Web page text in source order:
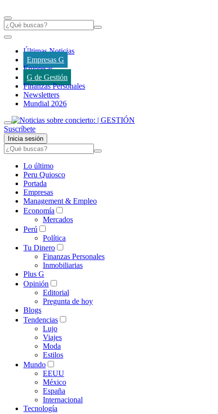
Últimas Noticias
Empresas G
Empresas
G de Gestión
Finanzas Personales
Newsletters
Mundial 2026
Suscríbete
Inicia sesión
Lo último
Peru Quiosco
Portada
Empresas
Management & Empleo
Economía
Mercados
Perú
Política
Tu Dinero
Finanzas Personales
Inmobiliarias
Plus G
Opinión
Editorial
Pregunta de hoy
Blogs
Tendencias
Lujo
Viajes
Moda
Estilos
Mundo
EEUU
México
España
Internacional
Tecnología